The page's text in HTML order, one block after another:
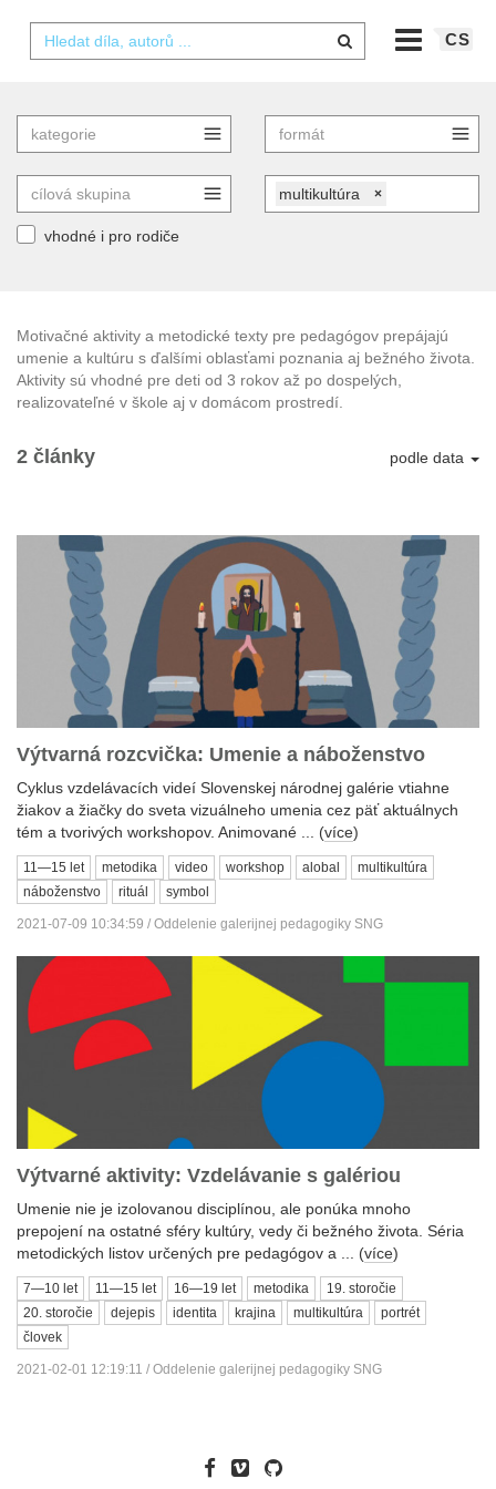
CS
vhodné i pro rodiče
multikultúra ×
Motivačné aktivity a metodické texty pre pedagógov prepájajú
umenie a kultúru s ďalšími oblasťami poznania aj bežného života.
Aktivity sú vhodné pre deti od 3 rokov až po dospelých,
realizovateľné v škole aj v domácom prostredí.
2 články podle data
Výtvarná rozcvička: Umenie a náboženstvo
Cyklus vzdelávacích videí Slovenskej národnej galérie vtiahne
žiakov a žiačky do sveta vizuálneho umenia cez päť aktuálnych
tém a tvorivých workshopov. Animované ... (více)
11—15 let metodika video workshop alobal
multikultúra
náboženstvo
rituál symbol
2021-07-09 10:34:59 / Oddelenie galerijnej pedagogiky SNG
Výtvarné aktivity: Vzdelávanie s galériou
Umenie nie je izolovanou disciplínou, ale ponúka mnoho
prepojení na ostatné sféry kultúry, vedy či bežného života. Séria
metodických listov určených pre pedagógov a ... (více)
7—10 let 11—15 let 16—19 let metodika
19. storočie
20. storočie
dejepis identita krajina multikultúra
portrét
človek
2021-02-01 12:19:11 / Oddelenie galerijnej pedagogiky SNG